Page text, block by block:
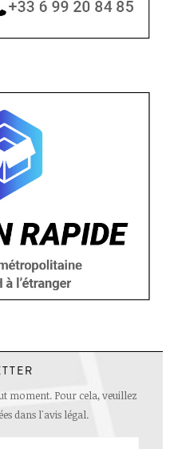
moment. Pour cela, veuillez
dans l'avis légal.